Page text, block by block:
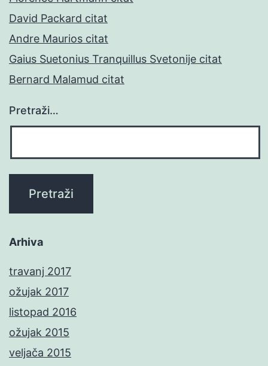
David Packard citat
Andre Maurios citat
Gaius Suetonius Tranquillus Svetonije citat
Bernard Malamud citat
Pretraži…
Arhiva
travanj 2017
ožujak 2017
listopad 2016
ožujak 2015
veljača 2015